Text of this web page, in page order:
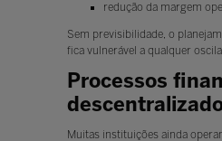
redução da margem
Sem previsibilidade, o
fica vulnerável a qualquer
Processos
Muitas instituições ainda